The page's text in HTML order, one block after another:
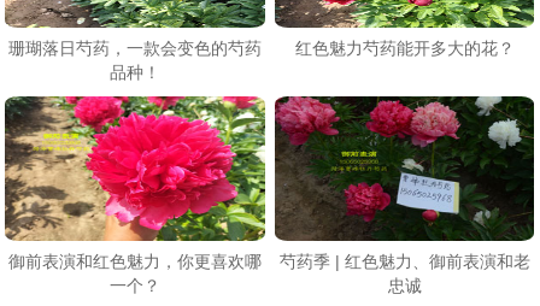
珊瑚落日芍药，一款会变色的芍药
品种！
红色魅力芍药能开多大的花？
御前表演和红色魅力，你更喜欢哪
一个？
芍药季 | 红色魅力、御前表演和老
忠诚